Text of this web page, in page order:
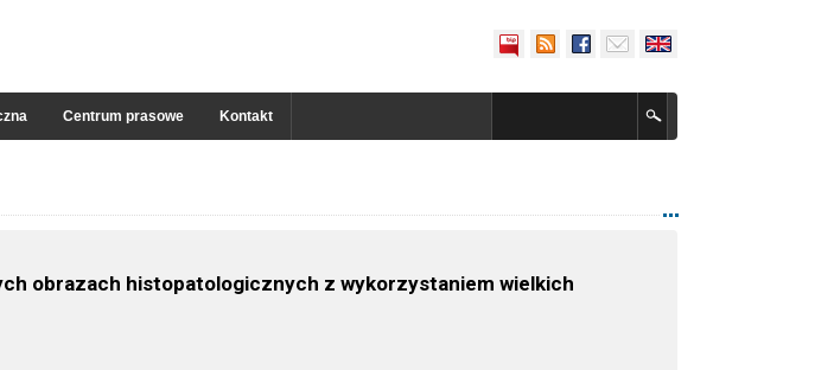
Centrum prasowe Kontakt
obrazach histopatologicznych z wykorzystaniem wielkich